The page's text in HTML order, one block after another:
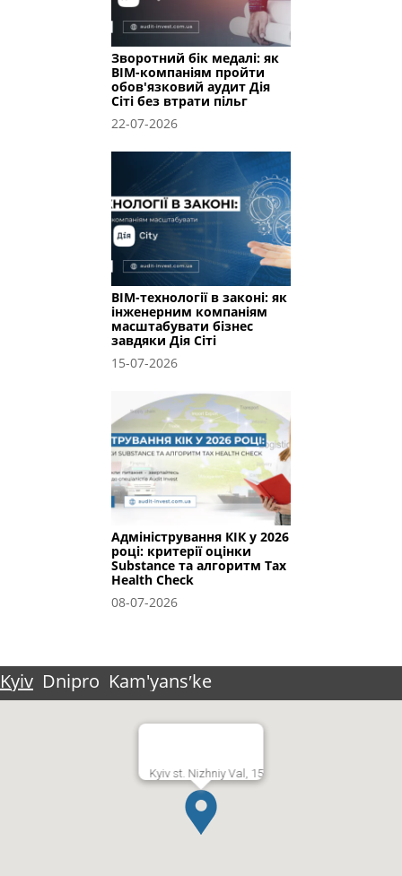
Зворотний бік медалі: як
BIM-компаніям пройти
обов'язковий аудит Дія
Сіті без втрати пільг
22-07-2026
BIM-технології в законі: як
інженерним компаніям
масштабувати бізнес
завдяки Дія Сіті
15-07-2026
Адміністрування КІК у 2026
році: критерії оцінки
Substance та алгоритм Tax
Health Check
08-07-2026
Kyiv Dnipro Kam'yansʹke
Kyiv st. Nizhniy Val, 15